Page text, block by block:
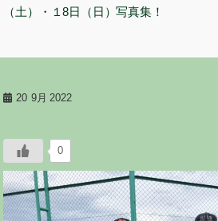
（土）・１8日（日）写真集！
20 9月 2022
0